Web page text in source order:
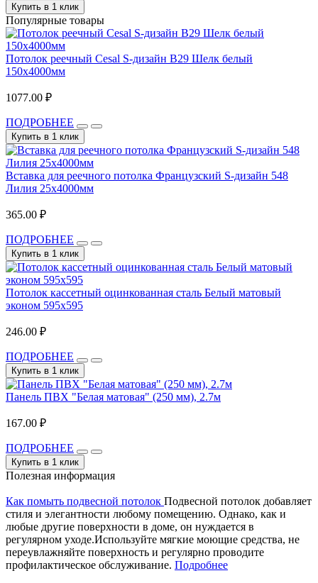
Купить в 1 клик
Популярные товары
Потолок реечный Cesal S-дизайн B29 Шелк белый
150х4000мм
1077.00 ₽
ПОДРОБНЕЕ
Купить в 1 клик
Вставка для реечного потолка Французский S-дизайн 548
Лилия 25х4000мм
365.00 ₽
ПОДРОБНЕЕ
Купить в 1 клик
Потолок кассетный оцинкованная сталь Белый матовый
эконом 595х595
246.00 ₽
ПОДРОБНЕЕ
Купить в 1 клик
Панель ПВХ "Белая матовая" (250 мм), 2.7м
167.00 ₽
ПОДРОБНЕЕ
Купить в 1 клик
Полезная информация
Как помыть подвесной потолок Подвесной потолок добавляет
стиля и элегантности любому помещению. Однако, как и
любые другие поверхности в доме, он нуждается в
регулярном уходе.Используйте мягкие моющие средства, не
переувлажняйте поверхность и регулярно проводите
профилактическое обслуживание. Подробнее